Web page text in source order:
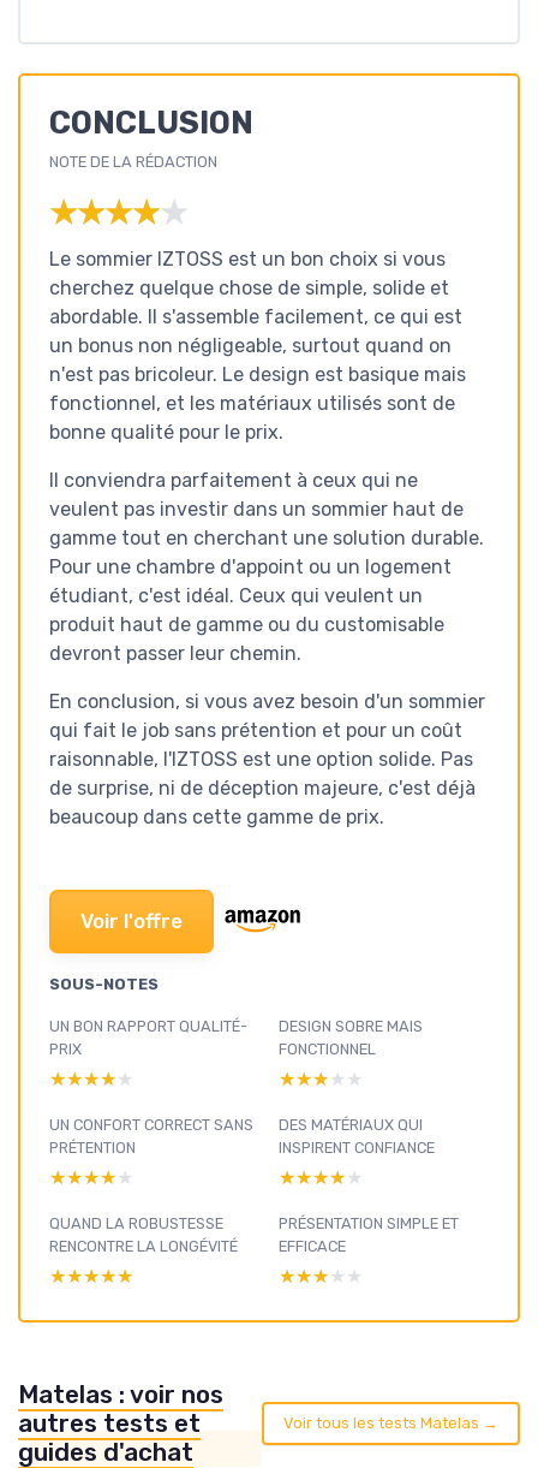
CONCLUSION
NOTE DE LA RÉDACTION
★★★★★
★★★★★
Le sommier IZTOSS est un bon choix si vous
cherchez quelque chose de simple, solide et
abordable. Il s'assemble facilement, ce qui est
un bonus non négligeable, surtout quand on
n'est pas bricoleur. Le design est basique mais
fonctionnel, et les matériaux utilisés sont de
bonne qualité pour le prix.
Il conviendra parfaitement à ceux qui ne
veulent pas investir dans un sommier haut de
gamme tout en cherchant une solution durable.
Pour une chambre d'appoint ou un logement
étudiant, c'est idéal. Ceux qui veulent un
produit haut de gamme ou du customisable
devront passer leur chemin.
En conclusion, si vous avez besoin d'un sommier
qui fait le job sans prétention et pour un coût
raisonnable, l'IZTOSS est une option solide. Pas
de surprise, ni de déception majeure, c'est déjà
beaucoup dans cette gamme de prix.
Voir l'offre
SOUS-NOTES
UN BON RAPPORT QUALITÉ-
PRIX
★★★★★
★★★★★
DESIGN SOBRE MAIS
FONCTIONNEL
★★★★★
★★★★★
UN CONFORT CORRECT SANS
PRÉTENTION
★★★★★
★★★★★
DES MATÉRIAUX QUI
INSPIRENT CONFIANCE
★★★★★
★★★★★
QUAND LA ROBUSTESSE
RENCONTRE LA LONGÉVITÉ
★★★★★
★★★★★
PRÉSENTATION SIMPLE ET
EFFICACE
★★★★★
★★★★★
Matelas : voir nos
autres tests et
guides d'achat
Voir tous les tests Matelas →